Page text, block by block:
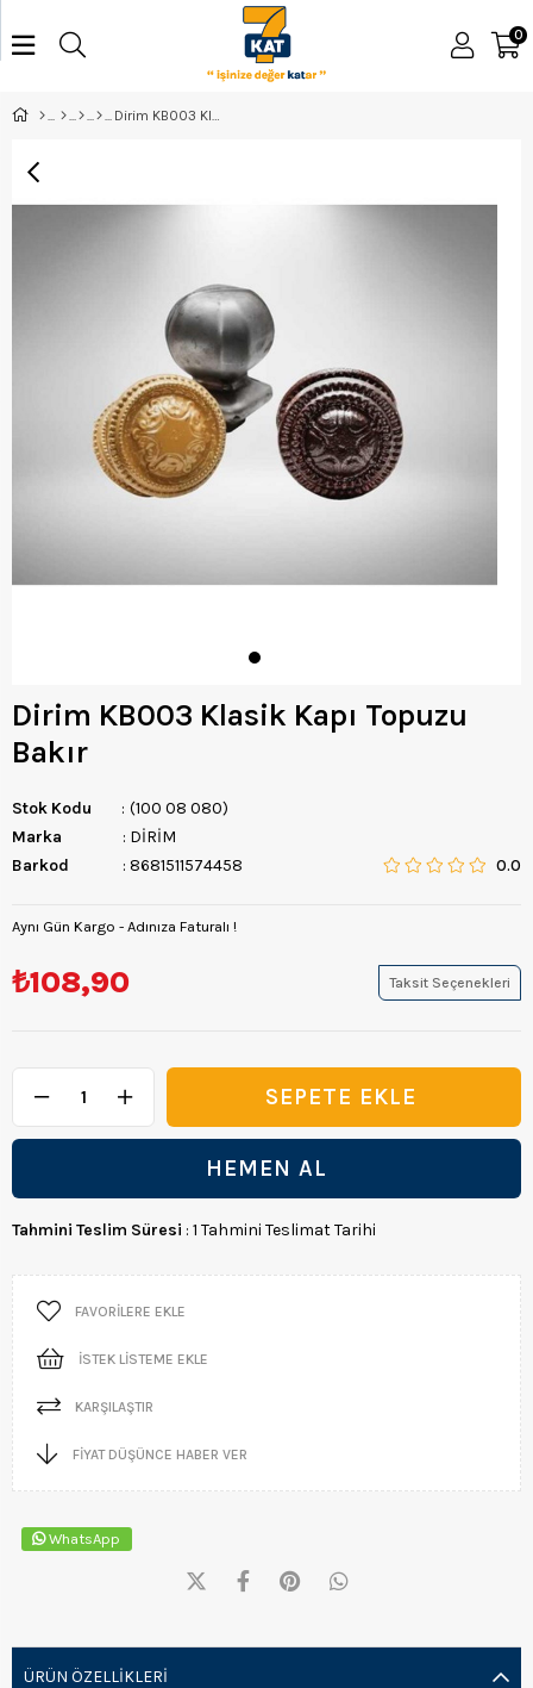
0
Dirim KB003 Klasik Kapı Topuzu
Bakır
Stok Kodu
(100 08 080)
Marka
: DİRİM
Barkod
: 8681511574458 0.0
Aynı Gün Kargo - Adınıza Faturalı !
₺108,90 Taksit Seçenekleri
Tahmini Teslim Süresi : 1 Tahmini Teslimat Tarihi
FAVORILERE EKLE
İSTEK LISTEME EKLE
KARŞILAŞTIR
FIYAT DÜŞÜNCE HABER VER
WhatsApp
ÜRÜN ÖZELLIKLERI